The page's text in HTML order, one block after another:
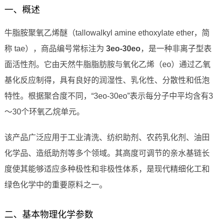
一、概述
牛脂胺聚氧乙烯醚（tallowalkyl amine ethoxylate ether，简
称 tae），商品编号常标注为 3eo-30eo，是一种非离子型表
面活性剂。它由天然牛脂脂肪胺与氧化乙烯（eo）通过乙氧
基化反应制得，具有良好的润湿性、乳化性、分散性和低泡
特性。根据聚合度不同，“3eo-30eo”表示每分子中平均含有3
～30个环氧乙烷单元。
该产品广泛应用于工业清洗、纺织助剂、农药乳化剂、油田
化学品、造纸助剂等多个领域。其高度可调节的亲水基链长
度使其能够适应多种极性和非极性体系，是现代精细化工和
绿色化学中的重要原料之一。
二、基本物理化学参数